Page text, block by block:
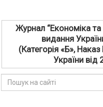
Журнал “Економіка
видання
(Категорія «Б», Наказ
України